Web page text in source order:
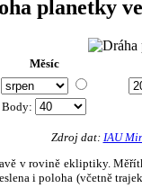
planetky
Měsíc
Body:
Zdroj dat: IAU
v rovině ekliptiky.
i poloha (včetně